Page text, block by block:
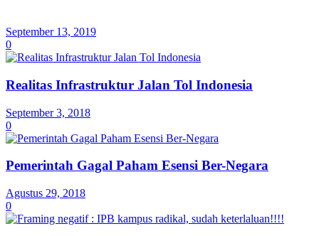
September 13, 2019
0
Realitas Infrastruktur Jalan Tol Indonesia
September 3, 2018
0
Pemerintah Gagal Paham Esensi Ber-Negara
Agustus 29, 2018
0